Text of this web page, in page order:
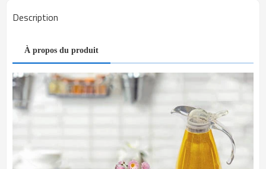
Description
À propos du produit